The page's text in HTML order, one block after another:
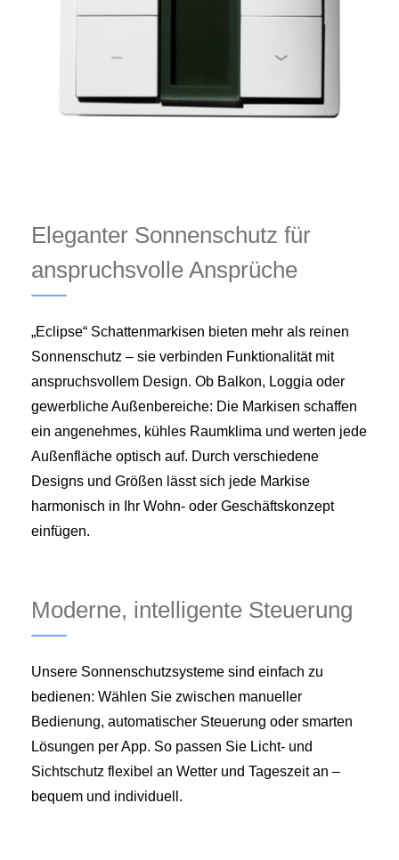
Eleganter Sonnenschutz für
anspruchsvolle Ansprüche
„Eclipse“ Schattenmarkisen bieten mehr als reinen
Sonnenschutz – sie verbinden Funktionalität mit
anspruchsvollem Design. Ob Balkon, Loggia oder
gewerbliche Außenbereiche: Die Markisen schaffen
ein angenehmes, kühles Raumklima und werten jede
Außenfläche optisch auf. Durch verschiedene
Designs und Größen lässt sich jede Markise
harmonisch in Ihr Wohn- oder Geschäftskonzept
einfügen.
Moderne, intelligente Steuerung
Unsere Sonnenschutzsysteme sind einfach zu
bedienen: Wählen Sie zwischen manueller
Bedienung, automatischer Steuerung oder smarten
Lösungen per App. So passen Sie Licht- und
Sichtschutz flexibel an Wetter und Tageszeit an –
bequem und individuell.